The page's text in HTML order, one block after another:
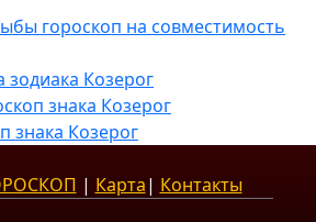
гороскоп на совместимость
зодиака Козерог
знака Козерог
знака Козерог
| Карта| Контакты